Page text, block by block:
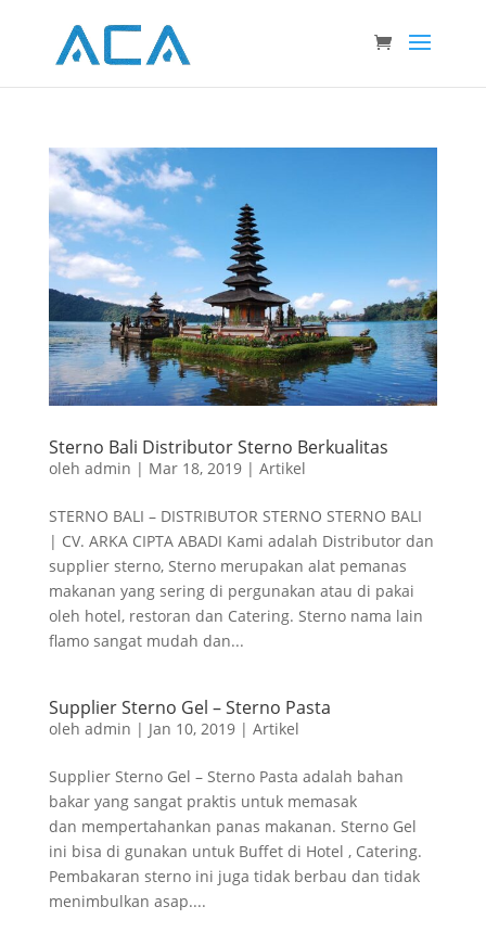
Sterno Bali Distributor Sterno Berkualitas
oleh admin | Mar 18, 2019| Artikel
STERNO BALI – DISTRIBUTOR STERNO STERNO BALI
| CV. ARKA CIPTA ABADI Kami adalah Distributor dan
supplier sterno, Sterno merupakan alat pemanas
makanan yang sering di pergunakan atau di pakai
oleh hotel, restoran dan Catering. Sterno nama lain
flamo sangat mudah dan...
Supplier Sterno Gel – Sterno Pasta
oleh admin | Jan 10, 2019| Artikel
Supplier Sterno Gel – Sterno Pasta adalah bahan
bakar yang sangat praktis untuk memasak
dan mempertahankan panas makanan. Sterno Gel
ini bisa di gunakan untuk Buffet di Hotel , Catering.
Pembakaran sterno ini juga tidak berbau dan tidak
menimbulkan asap....